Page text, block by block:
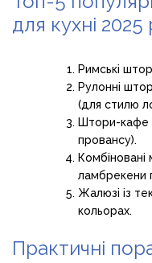
для кухні 2025
Римські
Рулонні
(для стилю
Штори-кафе
провансу).
Комбіновані
ламбрекени
Жалюзі із
кольорах.
Практичні